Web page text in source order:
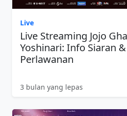
Live
Live Streaming Jojo
Yoshinari: Info Siaran
Perlawanan
3 bulan yang lepas